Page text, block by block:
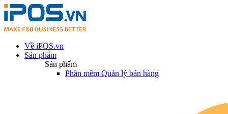
Về iPOS.vn
Sản phẩm
Sản phẩm
Phần mềm Quản lý bán hàng